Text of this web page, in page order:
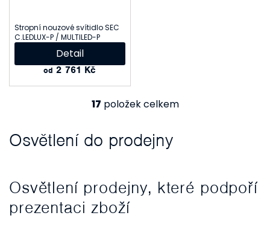
Stropní nouzové svítidlo SEC
C.LEDLUX-P / MULTILED-P
od 2 761 Kč
Detail
O
v
l
d
17 položek celkem
Osvětlení do prodejny
Osvětlení prodejny, které podpoří
prezentaci zboží